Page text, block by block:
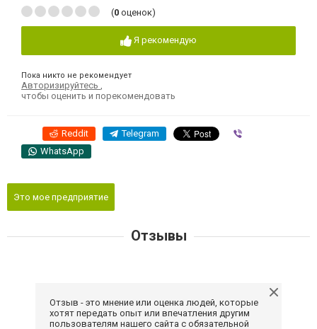
(0 оценок)
Я рекомендую
Пока никто не рекомендует
Авторизируйтесь
чтобы оценить и порекомендовать
Reddit Telegram
WhatsApp
Это мое предприятие
Отзывы
Отзыв - это мнение или оценка людей, которые
хотят передать опыт или впечатления другим
пользователям нашего сайта с обязательной